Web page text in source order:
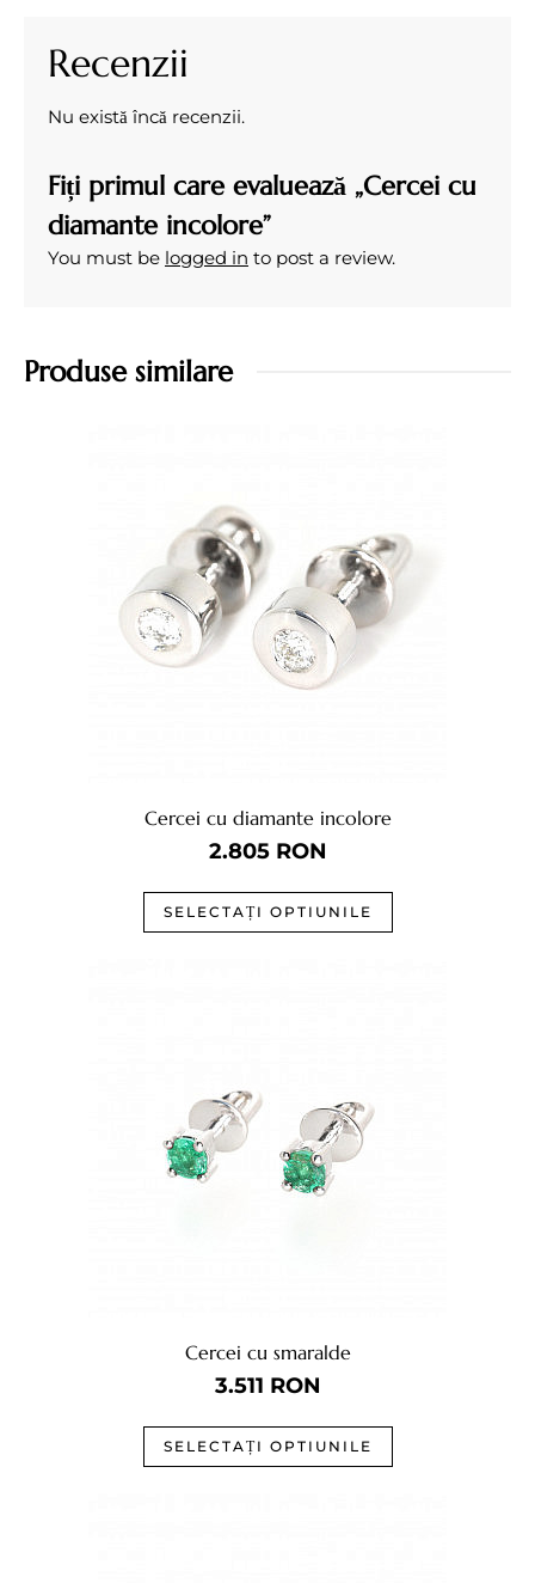
Recenzii
Nu există încă recenzii.
Fiți primul care evaluează „Cercei cu
diamante incolore”
You must be logged in to post a review.
Produse similare
Cercei cu diamante incolore
2.805RON
SELECTAȚI OPTIUNILE
Cercei cu smaralde
3.511 RON
SELECTAȚI OPTIUNILE